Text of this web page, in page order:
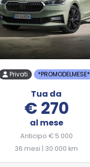
Privati *PROMODELMESE*
Tua da
€ 270
al mese
Anticipo € 5.000
36 mesi | 30.000 km